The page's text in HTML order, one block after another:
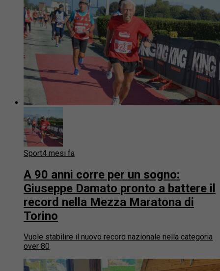
Sport4 mesi fa
A 90 anni corre per un sogno:
Giuseppe Damato pronto a battere il
record nella Mezza Maratona di
Torino
Vuole stabilire il nuovo record nazionale nella categoria
over 80